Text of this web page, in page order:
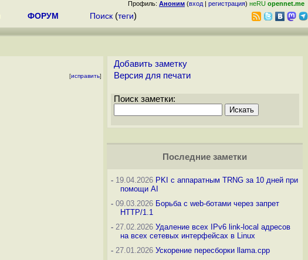
Профиль: Аноним (вход | регистрация) неRU opennet.me
ФОРУМ Поиск (теги)
[исправить]
Добавить заметку
Версия для печати
Поиск заметки:
Последние заметки
-19.04.2026 PKI с аппаратным TRNG за 10 дней при
помощи AI
-09.03.2026 Борьба с web-ботами через запрет
HTTP/1.1
-27.02.2026 Удаление всех IPv6 link-local адресов
на всех сетевых интерфейсах в Linux
-27.01.2026 Ускорение пересборки llama.cpp